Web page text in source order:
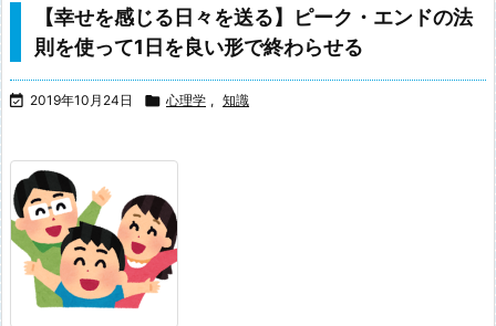
【幸せを感じる日々を送る】ピーク・エンドの法
則を使って1日を良い形で終わらせる
 2019年10月24日  心理学 , 知識